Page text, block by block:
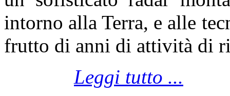
intorno alla Terra, e alle
frutto di anni di attività di
Leggi tutto ...